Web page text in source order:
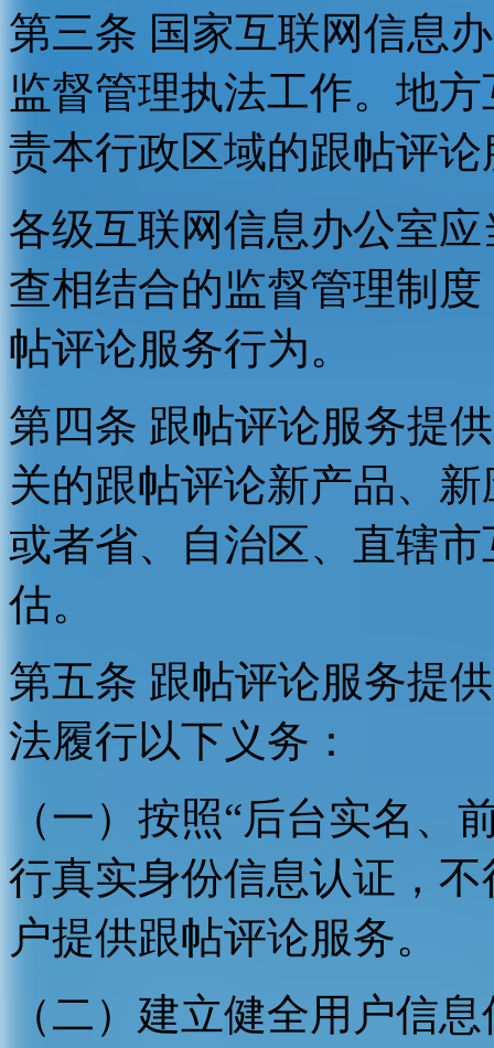
第三条 国家互联网信息
监督管理执法工作。地
责本行政区域的跟帖评
各级互联网信息办公室
查相结合的监督管理制
帖评论服务行为。
第四条 跟帖评论服务提
关的跟帖评论新产品、
或者省、自治区、直辖
估。
第五条 跟帖评论服务提
法履行以下义务：
（一）按照“后台实名、
行真实身份信息认证，
户提供跟帖评论服务。
（二）建立健全用户信